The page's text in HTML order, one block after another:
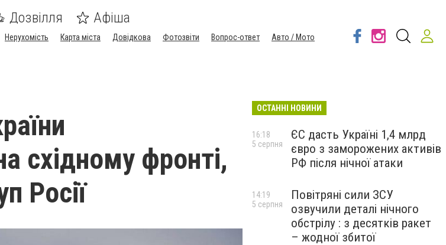
Дозвілля Афіша
Нерухомість Карта міста Довідкова Фотозвіти Вопрос-ответ
Авто / Мото
східному фронті,
Росії
ОСТАННІ НОВИНИ
ЄС дасть Україні 1,4 млрд
євро з заморожених активів
РФ після нічної атаки
16:18
5 серпня
Повітряні сили ЗСУ
озвучили деталі нічного
обстрілу : з десятків ракет
– жодної збитої
14:19
5 серпня